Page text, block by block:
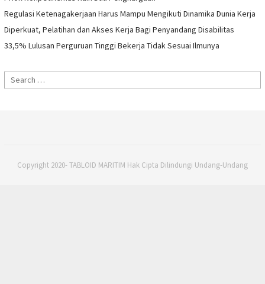
Regulasi Ketenagakerjaan Harus Mampu Mengikuti Dinamika Dunia Kerja
Diperkuat, Pelatihan dan Akses Kerja Bagi Penyandang Disabilitas
33,5% Lulusan Perguruan Tinggi Bekerja Tidak Sesuai Ilmunya
Search
for:
Copyright 2020- TABLOID MARITIM Hak Cipta Dilindungi Undang-Undang